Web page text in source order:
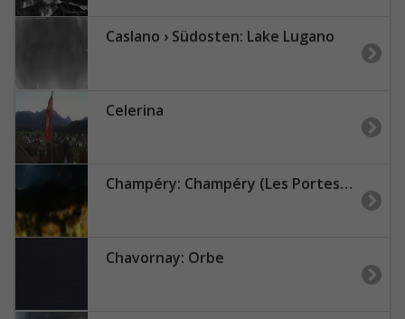
Caslano › Südosten: Lake Lugano
Celerina
Champéry: Champéry (Les Portes du Soleil)
Chavornay: Orbe